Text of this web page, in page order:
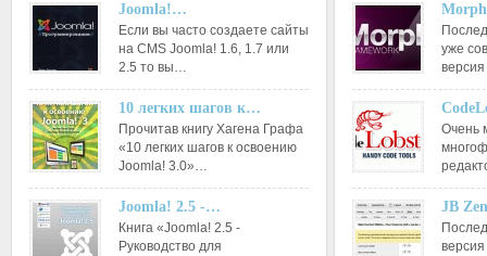
Joomla!…
Если вы часто создаете сайты
на CMS Joomla! 1.6, 1.7 или
2.5 то вы…
10 легких шагов к…
Прочитав книгу Хагена Графа
«10 легких шагов к освоению
Joomla! 3.0»…
Joomla! 2.5 -…
Книга «Joomla! 2.5 -
Руководство для
уже
Очень
JB